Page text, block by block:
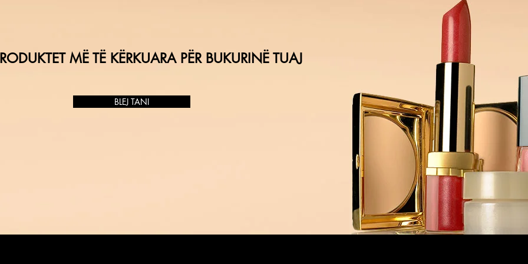
MË TË KËRKUARA PËR BUKURINË TUAJ
BLEJ TANI